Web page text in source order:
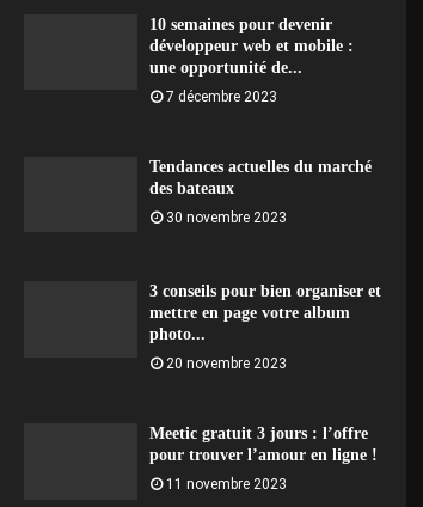
10 semaines pour devenir
développeur web et mobile :
une opportunité de...
7 décembre 2023
Tendances actuelles du marché
des bateaux
30 novembre 2023
3 conseils pour bien organiser et
mettre en page votre album
photo...
20 novembre 2023
Meetic gratuit 3 jours : l’offre
pour trouver l’amour en ligne !
11 novembre 2023